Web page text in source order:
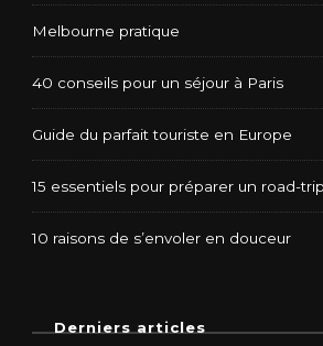
Melbourne pratique
40 conseils pour un séjour à Paris
Guide du parfait touriste en Europe
15 essentiels pour préparer un road-trip
10 raisons de s’envoler en douceur
Derniers articles